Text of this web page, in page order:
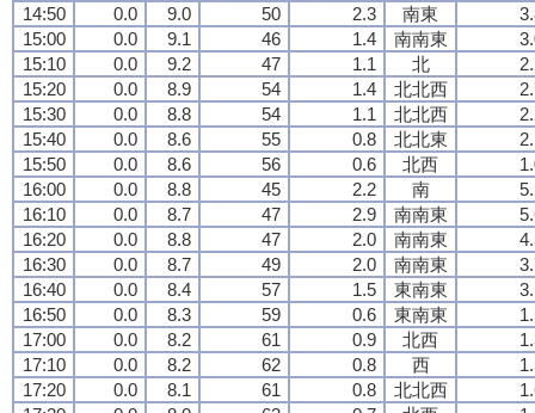
14:50 0.0 9.0 50 2.3 南東
15:00
0.0 9.1 46 1.4 南南東
15:10
0.0 9.2 47 1.1 北
15:20
0.0 8.9 54 1.4 北北西
15:30
0.0 8.8 54 1.1 北北西
15:40
0.0 8.6 55 0.8 北北東
15:50
0.0 8.6 56 0.6 北西
16:00
0.0 8.8 45 2.2 南
16:10
0.0 8.7 47 2.9 南南東
16:20
0.0 8.8 47 2.0 南南東
16:30
0.0 8.7 49 2.0 南南東
16:40
0.0 8.4 57 1.5 東南東
16:50
0.0 8.3 59 0.6 東南東
17:00
0.0 8.2 61 0.9 北西
17:10
0.0 8.2 62 0.8 西
17:20
0.0 8.1 61 0.8 北北西